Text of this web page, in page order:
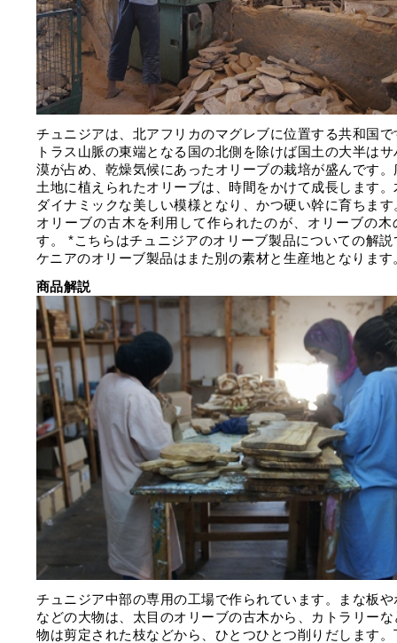
チュニジアは、北アフリカのマグレブに位置する共和国
トラス山脈の東端となる国の北側を除けば国土の大半は
漠が占め、乾燥気候にあったオリーブの栽培が盛んです
土地に植えられたオリーブは、時間をかけて成長します
ダイナミックな美しい模様となり、かつ硬い幹に育ちま
オリーブの古木を利用して作られたのが、オリーブの木
す。 *こちらはチュニジアのオリーブ製品についての解説
ケニアのオリーブ製品はまた別の素材と生産地となります
商品解説
チュニジア中部の専用の工場で作られています。まな板
などの大物は、太目のオリーブの古木から、カトラリー
物は剪定された枝などから、ひとつひとつ削りだします